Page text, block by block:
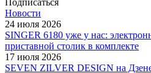
Новости
24 июля 2026
SINGER 6180 уже у нас:
приставной столик в комплекте
17 июля 2026
SEVEN ZILVER DESIGN на